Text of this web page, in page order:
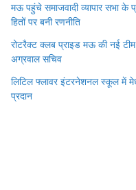
मऊ पहुंचे समाजवादी व्यापार सभा के
हितों पर बनी रणनीति
रोटरैक्ट क्लब प्राइड मऊ की नई
अग्रवाल सचिव
लिटिल फ्लावर इंटरनेशनल स्कूल में
प्रदान